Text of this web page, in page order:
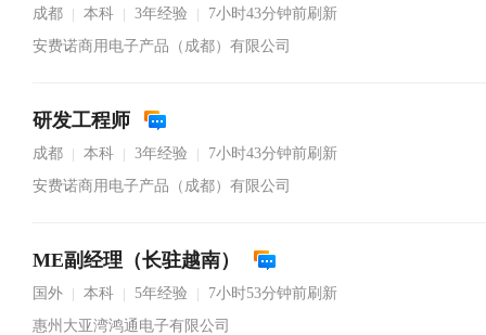
成都 本科 3年经验
7小时43分钟前刷新
安费诺商用电子产品（成都）有限公司
研发工程师
成都 本科 3年经验
7小时43分钟前刷新
安费诺商用电子产品（成都）有限公司
ME副经理（长驻越南）
国外 本科 5年经验
7小时53分钟前刷新
惠州大亚湾鸿通电子有限公司